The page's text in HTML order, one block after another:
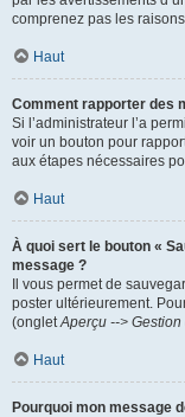
comprenez pas les
Haut
Comment rapporter des
Si l’administrateur l’a
voir un bouton pour
aux étapes nécessaires
Haut
À quoi sert le bouton «
message ?
Il vous permet de
poster ultérieurement.
(ongletAperçu -->
Haut
Pourquoi mon message